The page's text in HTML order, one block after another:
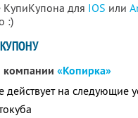
для IOS или
:)
компании «Копирка»
действует на следующие